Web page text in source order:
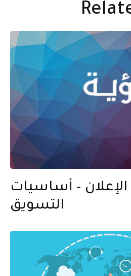
– أساسيات
التسويق